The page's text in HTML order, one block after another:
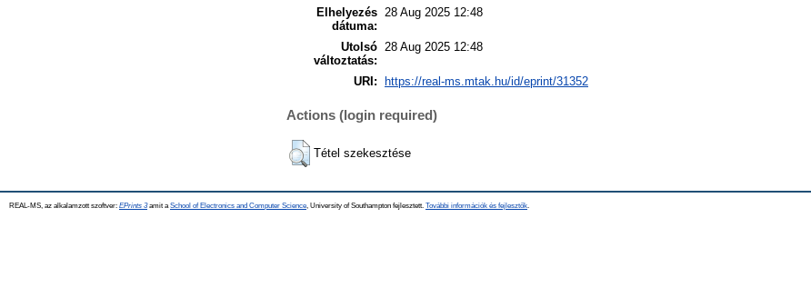
Elhelyezés
dátuma:
28 Aug 2025 12:48
Utolsó
változtatás:
28 Aug 2025 12:48
URI: https://real-ms.mtak.hu/id/eprint/31352
Actions (login required)
Tétel szekesztése
REAL-MS, az alkalamzott szoftver: EPrints 3amit a School of Electronics and Computer Science , University of Southampton fejlesztett. További információk és fejlesztők